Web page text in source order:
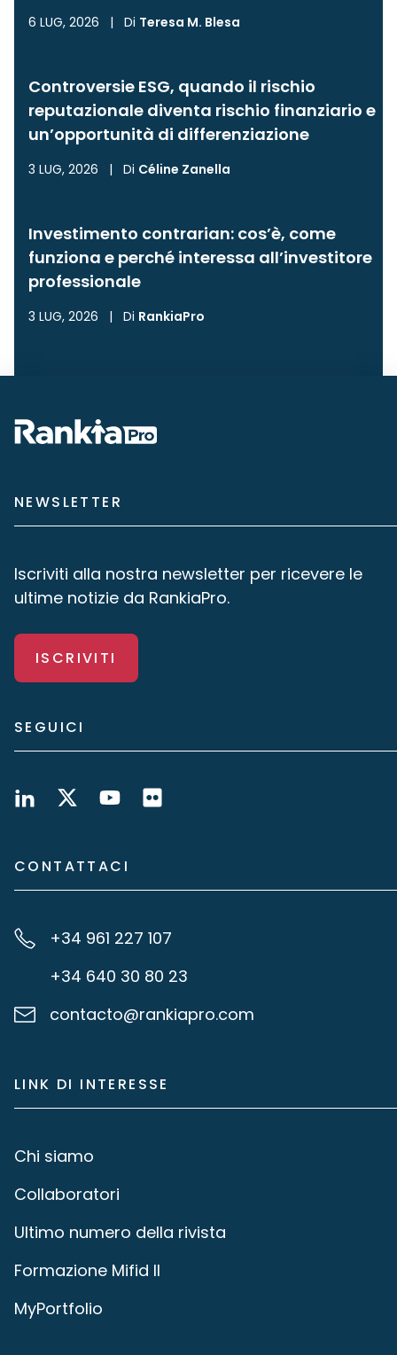
6 LUG, 2026 | Di Teresa M. Blesa
Controversie ESG, quando il rischio
reputazionale diventa rischio finanziario e
un’opportunità di differenziazione
3 LUG, 2026 | Di Céline Zanella
Investimento contrarian: cos’è, come
funziona e perché interessa all’investitore
professionale
3 LUG, 2026 | Di RankiaPro
NEWSLETTER
Iscriviti alla nostra newsletter per ricevere le
ultime notizie da RankiaPro.
ISCRIVITI
SEGUICI
CONTATTACI
+34 961 227 107
+34 640 30 80 23
contacto@rankiapro.com
LINK DI INTERESSE
Chi siamo
Collaboratori
Ultimo numero della rivista
Formazione Mifid II
MyPortfolio